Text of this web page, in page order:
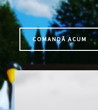
COMANDĂ ACUM